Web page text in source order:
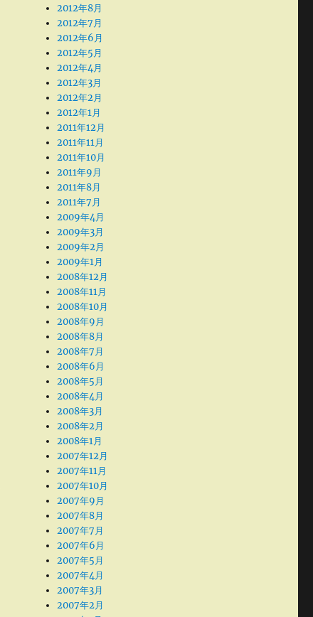
2012年8月
2012年7月
2012年6月
2012年5月
2012年4月
2012年3月
2012年2月
2012年1月
2011年12月
2011年11月
2011年10月
2011年9月
2011年8月
2011年7月
2009年4月
2009年3月
2009年2月
2009年1月
2008年12月
2008年11月
2008年10月
2008年9月
2008年8月
2008年7月
2008年6月
2008年5月
2008年4月
2008年3月
2008年2月
2008年1月
2007年12月
2007年11月
2007年10月
2007年9月
2007年8月
2007年7月
2007年6月
2007年5月
2007年4月
2007年3月
2007年2月